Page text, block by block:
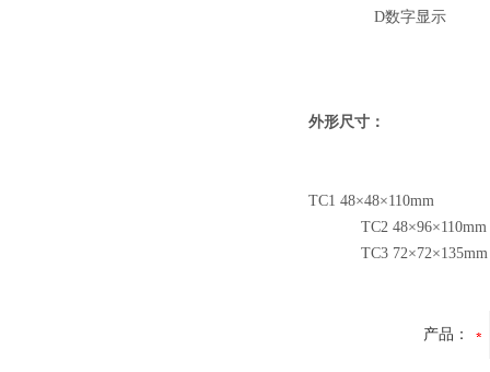
D数字显示
外形尺寸：
TC1 48×48×110mm
TC2 48×96×110mm
TC3 72×72×135mm
产品：